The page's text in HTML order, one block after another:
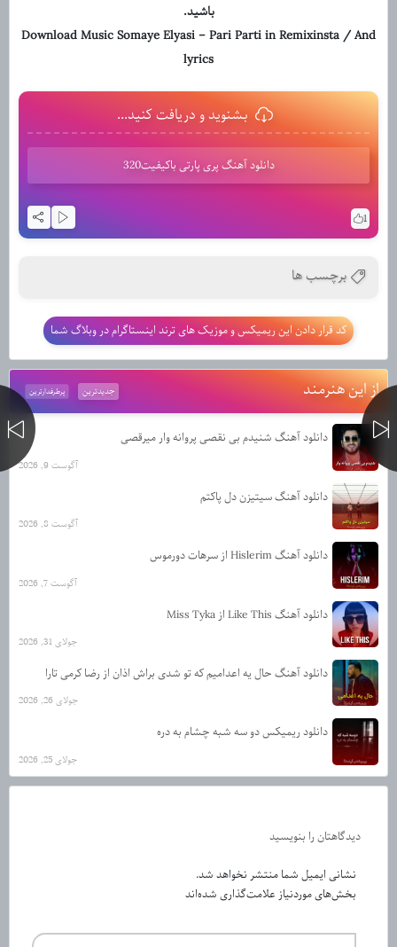
باشید.
Download Music Somaye Elyasi – Pari Parti in Remixinsta / And
lyrics
بشنوید و دریافت کنید...
دانلود آهنگ پری پارتی باکیفیت320
1
برچسب ها
کد قرار دادن این ریمیکس و موزیک های ترند اینستاگرام در وبلاگ شما
از این هنرمند پرطرفدارترین جدیدترین
دانلود آهنگ شنیدم بی نقصی پروانه وار میرقصی
آگوست 9, 2026
دانلود آهنگ سیتیزن دل پاکتم
آگوست 8, 2026
دانلود آهنگ Hislerim از سرهات دورموس
آگوست 7, 2026
دانلود آهنگ Like This از Miss Tyka
جولای 31, 2026
دانلود آهنگ حال یه اعدامیم که تو شدی براش اذان از رضا کرمی تارا
جولای 26, 2026
دانلود ریمیکس دو سه شبه چشام به دره
جولای 25, 2026
دیدگاهتان را بنویسید
نشانی ایمیل شما منتشر نخواهد شد.
بخش‌های موردنیاز علامت‌گذاری شده‌اند